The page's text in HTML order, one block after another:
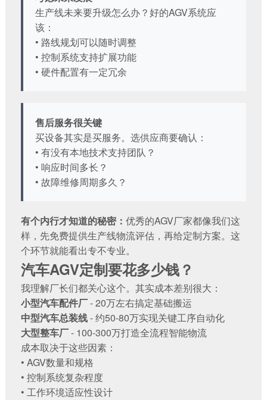
生产线未来要升级怎么办？好的AGV系统应
该：
• 路线规划可以随时调整
• 控制系统支持扩展功能
• 硬件配置有一定冗余
售后服务很关键
买设备其实是买服务。选供应商要确认：
• 有没有本地技术支持团队？
• 响应时间多长？
• 故障维修周期多久？
有个内行才知道的秘密： 优秀的AGV厂家都像我们这
样，先免费提供生产线物流评估，再给定制方案。这
个环节就能看出专不专业。
汽车AGV定制要花多少钱？
我理解厂长们都关心这个。其实成本差别很大：
小型汽车配件厂- 20万左右搞定基础搬运
中型汽车总装线- 约50-80万实现关键工序自动化
大型整车厂- 100-300万打造全流程智能物流
成本取决于这些因素：
• AGV数量和规格
• 控制系统复杂程度
• 工作环境适应性设计